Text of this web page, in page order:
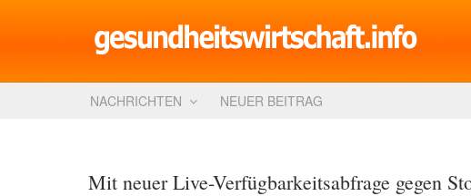
NACHRICHTEN NEUER BEITRAG
Mit neuer Live-Verfügbarkeitsabfrage gegen